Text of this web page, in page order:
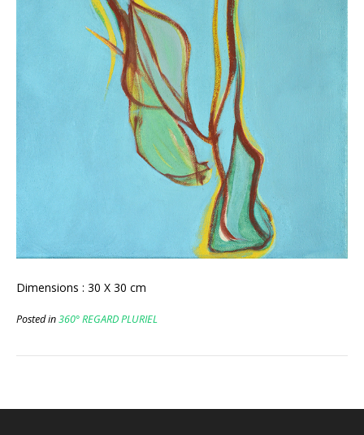
Dimensions : 30 X 30 cm
Posted in360° REGARD PLURIEL